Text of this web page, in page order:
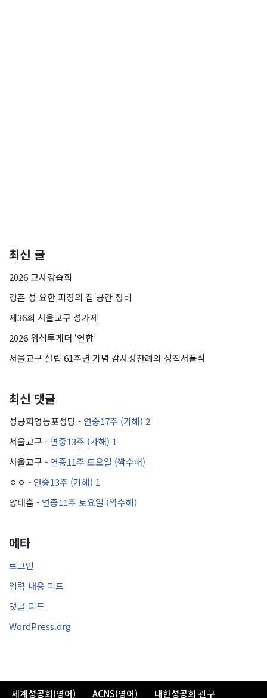
최신 글
2026 교사강습회
강촌 성 요한 피정의 집 공간 정비
제36회 서울교구 성가제
2026 워십투게더 ‘연합’
서울교구 설립 61주년 기념 감사성찬례와 성직서품식
최신 댓글
성공회영등포성당 - 연중17주 (가해) 2
서울교구 - 연중13주 (가해) 1
서울교구 - 연중11주 토요일 (짝수해)
ㅇㅇ - 연중13주 (가해) 1
양태흠 - 연중11주 토요일 (짝수해)
메타
로그인
입력 내용 피드
댓글 피드
WordPress.org
세계성공회(영어) ACNS(영어) 대한성공회 관구